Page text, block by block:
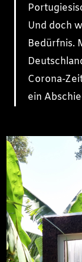
Und doch
Bedürfnis.
Corona-
ein